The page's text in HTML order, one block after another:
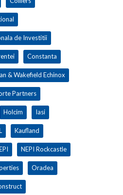
de Investitii
Constanta
& Wakefield Echinox
Partners
Holcim Iasi
Kaufland
NEPI Rockcastle
Oradea